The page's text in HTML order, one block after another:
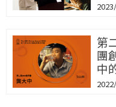
第
團
中
情